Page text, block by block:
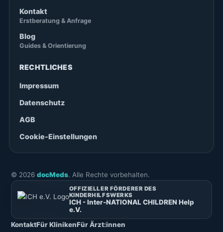
Kontakt
Erstberatung & Anfrage
Blog
Guides & Orientierung
RECHTLICHES
Impressum
Datenschutz
AGB
Cookie-Einstellungen
© 2026 docMeds. Alle Rechte vorbehalten.
OFFIZIELLER FÖRDERER DES
KINDERHILFSWERKS
ICH - Inter-NATIONAL CHILDREN Help
e.V.
KontaktFür KlinikenFür Ärzt:innen